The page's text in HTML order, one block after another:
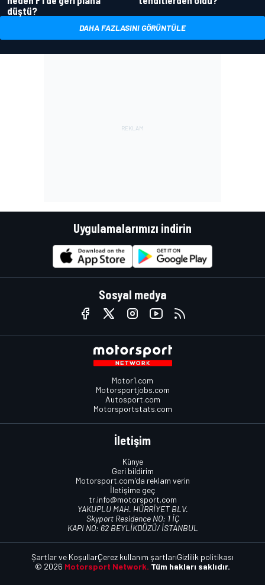
düştü?
DAHA FAZLASINI GÖRÜNTÜLE
Uygulamalarımızı indirin
Sosyal medya
Motor1.com
Motorsportjobs.com
Autosport.com
Motorsportstats.com
İletişim
Künye
Geri bildirim
Motorsport.com'da reklam verin
İletişime geç
tr.info@motorsport.com
YAKUPLU MAH. HÜRRİYET BLV.
Skyport Residence NO: 1 İÇ
KAPI NO: 62 BEYLİKDÜZÜ/ İSTANBUL
© 2026 Motorsport Network. Tüm hakları saklıdır.
Şartlar ve KoşullarÇerez kullanım şartlarıGizlilik politikası